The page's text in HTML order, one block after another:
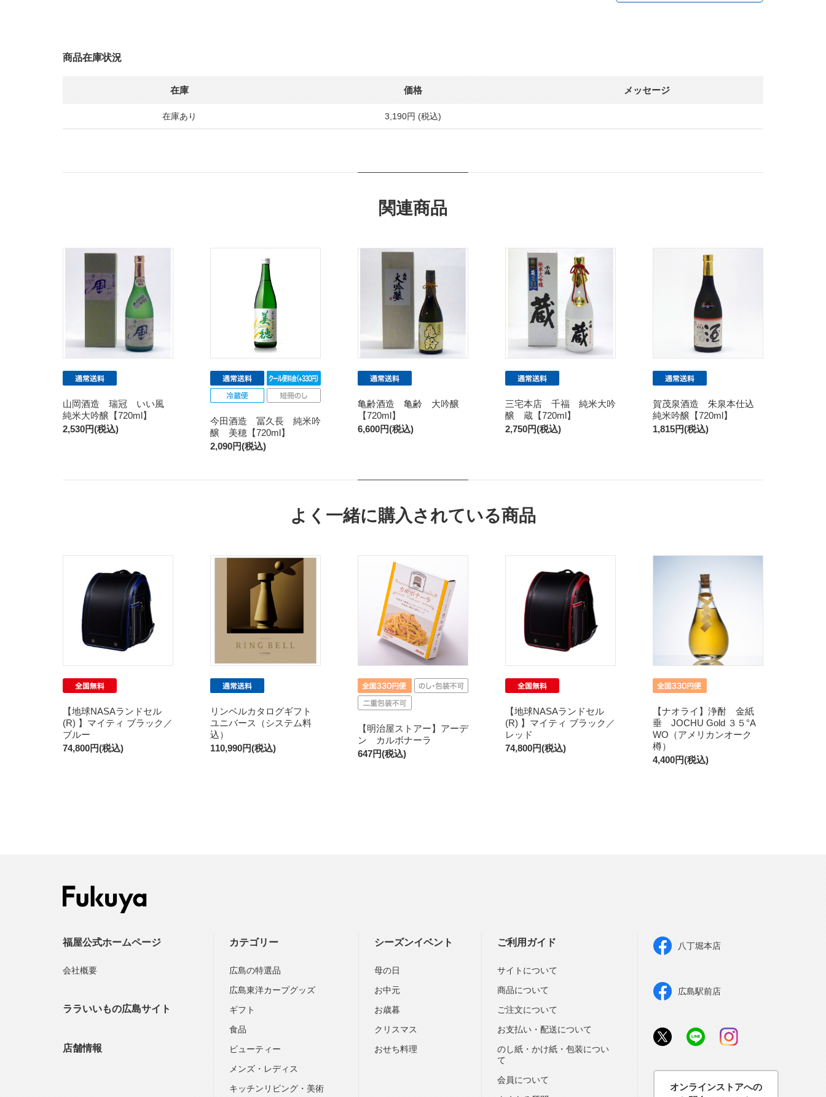
商品在庫状況
在庫 価格 メッセージ
在庫あり 3,190円 (税込)
関連商品
山岡酒造 瑞冠 いい風
純米大吟醸【720ml】
2,530円(税込)
今田酒造 冨久長 純米吟
醸 美穂【720ml】
2,090円(税込)
亀齢酒造 亀齢 大吟醸
【720ml】
6,600円(税込)
三宅本店 千福 純米大吟
醸 蔵【720ml】
2,750円(税込)
賀茂泉酒造 朱泉本仕込
純米吟醸【720ml】
1,815円(税込)
よく一緒に購入されている商品
【地球NASAランドセル
(R) 】マイティ ブラック／
ブルー
74,800円(税込)
リンベルカタログギフト
ユニバース（システム料
込）
110,990円(税込)
【明治屋ストアー】アーデ
ン カルボナーラ
647円(税込)
【地球NASAランドセル
(R) 】マイティ ブラック／
レッド
74,800円(税込)
【ナオライ】浄酎 金紙
垂 JOCHU Gold ３５°A
WO（アメリカンオーク
樽）
4,400円(税込)
福屋公式ホームページ
会社概要
ララいいもの広島サイト
店舗情報
カテゴリー
広島の特選品
広島東洋カープグッズ
ギフト
食品
ビューティー
メンズ・レディス
キッチンリビング・美術
シーズンイベント
母の日
お中元
お歳暮
クリスマス
おせち料理
ご利用ガイド
サイトについて
商品について
ご注文について
お支払い・配送について
のし紙・かけ紙・包装につい
て
会員について
八丁堀本店
広島駅前店
オンラインストアへの